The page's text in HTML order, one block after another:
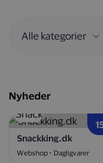
Nyheder
Snackking.dk
Webshop Dagligvarer